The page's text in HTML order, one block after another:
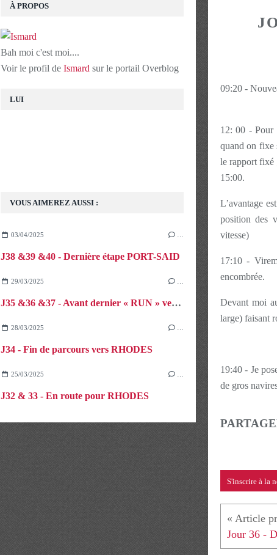
09:20 -
12: 00 - Pour
quand on fixe
le rapport fixé
15:00.
L’avantage
position des
vitesse)
17:10 -
encombrée.
Devant moi
large) faisant
19:40 - Je
de gros
S'inscrire à la
À PROPOS
Bah moi c'est moi....
Voir le profil de Ismard sur le portail Overblog
VOUS AIMEREZ AUSSI :
03/04/2025
J38 &39 &40 - Dernière étape PORT-SAID
29/03/2025
J35 &36 &37 - Avant dernier « RUN » vers CHYPRE
28/03/2025
J34 - Fin de parcours vers RHODES
25/03/2025
J32 & 33 - En route pour RHODES
LUI